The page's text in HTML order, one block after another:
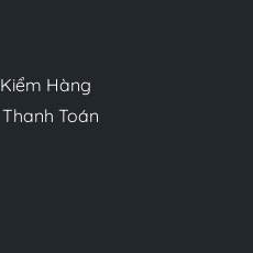
Hàng
Toán